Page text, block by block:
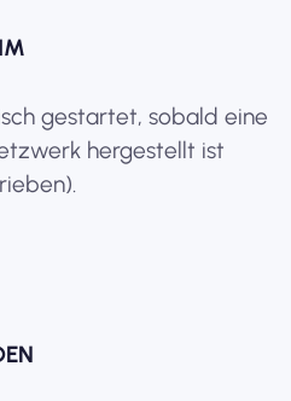
gestartet, sobald eine
hergestellt ist